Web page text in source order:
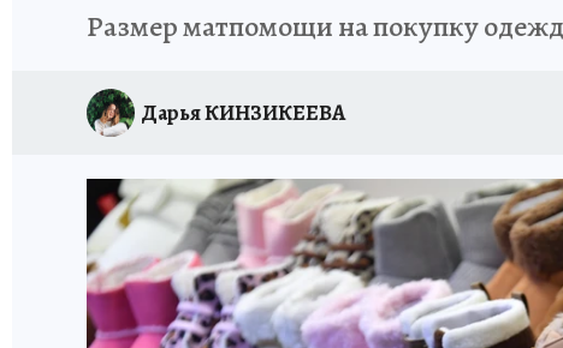
Размер матпомощи на покупку
Дарья КИНЗИКЕЕВА